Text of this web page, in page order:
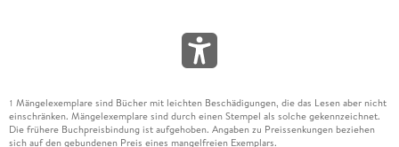
1 Mängelexemplare sind Bücher mit leichten Beschädigungen, die das Lesen aber nicht
einschränken. Mängelexemplare sind durch einen Stempel als solche gekennzeichnet.
Die frühere Buchpreisbindung ist aufgehoben. Angaben zu Preissenkungen beziehen
sich auf den gebundenen Preis eines mangelfreien Exemplars.